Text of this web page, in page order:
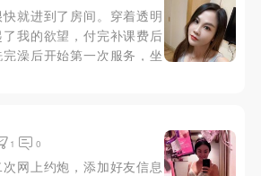
就进到了房间。穿着透明
我的欲望，付完补课费后
澡后开始第一次服务，坐
含入口中，不得不说，老
熟练的撅起翘臀，抱着老
老师很会...
1 0
网上约炮，添加好友信息